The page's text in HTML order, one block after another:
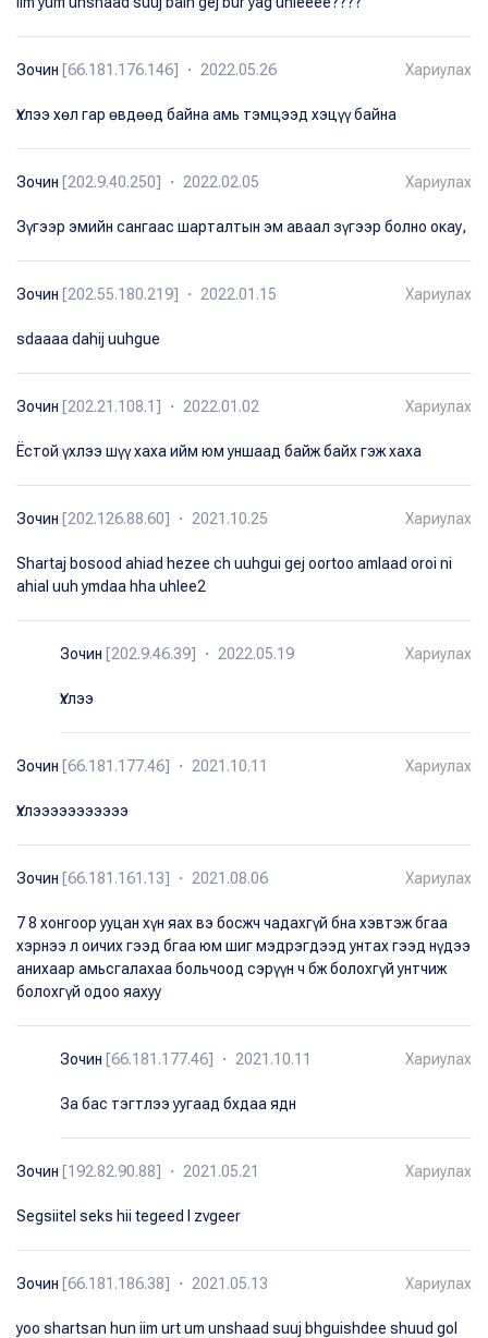
Зочин [66.181.176.146] ・ 2022.05.26 Хариулах
Үхлээ хөл гар өвдөөд байна амь тэмцээд хэцүү байна
Зочин [202.9.40.250] ・ 2022.02.05 Хариулах
Зүгээр эмийн сангаас шарталтын эм аваал зүгээр болно окау,
Зочин [202.55.180.219] ・ 2022.01.15 Хариулах
sdaaaa dahij uuhgue
Зочин [202.21.108.1] ・ 2022.01.02 Хариулах
Ёстой үхлээ шүү хаха ийм юм уншаад байж байх гэж хаха
Зочин [202.126.88.60] ・ 2021.10.25 Хариулах
Shartaj bosood ahiad hezee ch uuhgui gej oortoo amlaad oroi ni
ahial uuh ymdaa hha uhlee2
Зочин [202.9.46.39] ・ 2022.05.19 Хариулах
Үхлээ
Зочин [66.181.177.46] ・ 2021.10.11 Хариулах
Үхлэээээээээээ
Зочин [66.181.161.13] ・ 2021.08.06 Хариулах
7 8 хонгоор ууцан хүн яах вэ босжч чадахгүй бна хэвтэж бгаа
хэрнээ л оичих гээд бгаа юм шиг мэдрэгдээд унтах гээд нүдээ
анихаар амьсгалахаа больчоод сэрүүн ч бж болохгүй унтчиж
болохгүй одоо яахуу
Зочин [66.181.177.46] ・ 2021.10.11 Хариулах
За бас тэгтлээ уугаад бхдаа ядн
Зочин [192.82.90.88] ・ 2021.05.21 Хариулах
Segsiitel seks hii tegeed l zvgeer
Зочин [66.181.186.38] ・ 2021.05.13 Хариулах
yoo shartsan hun iim urt um unshaad suuj bhguishdee shuud gol